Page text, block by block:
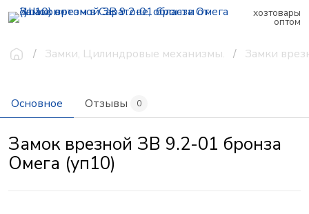
хозтовары
оптом
Замки, Цилиндровые механизмы. Замки
Основное Отзывы 0
Замок врезной ЗВ 9.2-01 бронза
Омега (уп10)